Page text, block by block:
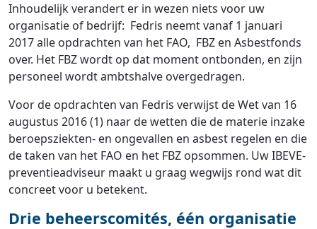
Inhoudelijk verandert er in wezen niets voor uw
organisatie of bedrijf: Fedris neemt vanaf 1 januari
2017 alle opdrachten van het FAO, FBZ en Asbestfonds
over. Het FBZ wordt op dat moment ontbonden, en zijn
personeel wordt ambtshalve overgedragen.
Voor de opdrachten van Fedris verwijst de Wet van 16
augustus 2016 (1) naar de wetten die de materie inzake
beroepsziekten- en ongevallen en asbest regelen en die
de taken van het FAO en het FBZ opsommen. Uw IBEVE-
preventieadviseur maakt u graag wegwijs rond wat dit
concreet voor u betekent.
Drie beheerscomités, één organisatie